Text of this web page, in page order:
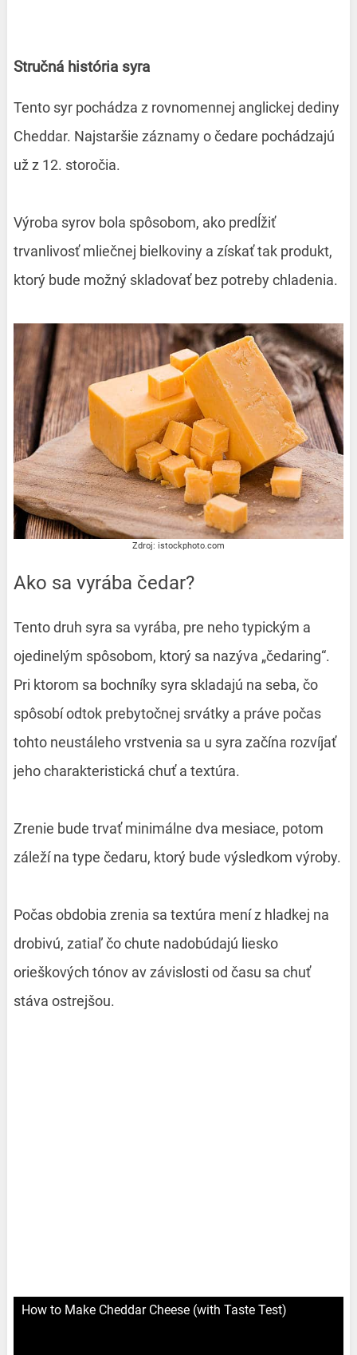
Stručná história syra
Tento syr pochádza z rovnomennej anglickej dediny
Cheddar. Najstaršie záznamy o čedare pochádzajú
už z 12. storočia.
Výroba syrov bola spôsobom, ako predĺžiť
trvanlivosť mliečnej bielkoviny a získať tak produkt,
ktorý bude možný skladovať bez potreby chladenia.
Zdroj: istockphoto.com
Ako sa vyrába čedar?
Tento druh syra sa vyrába, pre neho typickým a
ojedinelým spôsobom, ktorý sa nazýva „čedaring“.
Pri ktorom sa bochníky syra skladajú na seba, čo
spôsobí odtok prebytočnej srvátky a práve počas
tohto neustáleho vrstvenia sa u syra začína rozvíjať
jeho charakteristická chuť a textúra.
Zrenie bude trvať minimálne dva mesiace, potom
záleží na type čedaru, ktorý bude výsledkom výroby.
Počas obdobia zrenia sa textúra mení z hladkej na
drobivú, zatiaľ čo chute nadobúdajú liesko
orieškových tónov av závislosti od času sa chuť
stáva ostrejšou.
How to Make Cheddar Cheese (with Taste Test)